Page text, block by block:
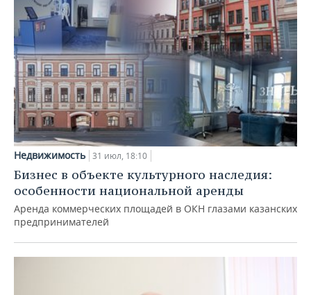
Недвижимость 31 июл, 18:10
Бизнес в объекте культурного наследия:
особенности национальной аренды
Аренда коммерческих площадей в ОКН глазами казанских
предпринимателей